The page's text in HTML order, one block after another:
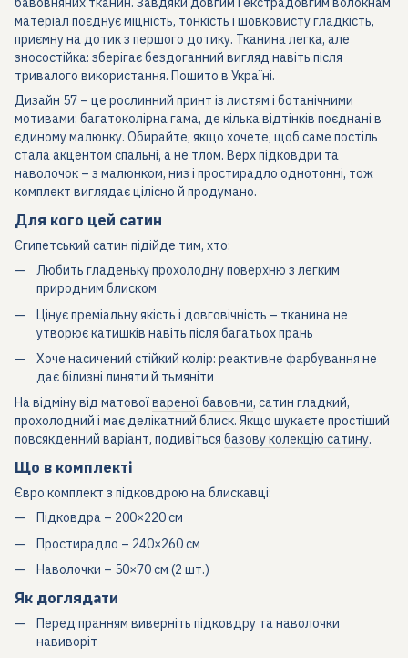
матеріал поєднує міцність, тонкість і шовковисту гладкість,
приємну на дотик з першого дотику. Тканина легка, але
зносостійка: зберігає бездоганний вигляд навіть після
тривалого використання. Пошито в Україні.
Дизайн 57 – це рослинний принт із листям і ботанічними
мотивами: багатоколірна гама, де кілька відтінків поєднані в
єдиному малюнку. Обирайте, якщо хочете, щоб саме постіль
стала акцентом спальні, а не тлом. Верх підковдри та
наволочок – з малюнком, низ і простирадло однотонні, тож
комплект виглядає цілісно й продумано.
Для кого цей сатин
Єгипетський сатин підійде тим, хто:
Любить гладеньку прохолодну поверхню з легким
природним блиском
Цінує преміальну якість і довговічність – тканина не
утворює катишків навіть після багатьох прань
Хоче насичений стійкий колір: реактивне фарбування не
дає білизні линяти й тьмяніти
На відміну від матовоївареної бавовни, сатин гладкий,
прохолодний і має делікатний блиск. Якщо шукаєте простіший
повсякденний варіант, подивіться базову колекцію сатину.
Що в комплекті
Євро комплект з підковдрою на блискавці:
Підковдра – 200×220 см
Простирадло – 240×260 см
Наволочки – 50×70 см (2 шт.)
Як доглядати
Перед пранням виверніть підковдру та наволочки
навиворіт